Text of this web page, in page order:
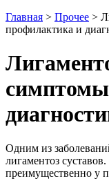
Главная > Прочее >
профилактика и
Одним из
лигаментоз
преимущественно у